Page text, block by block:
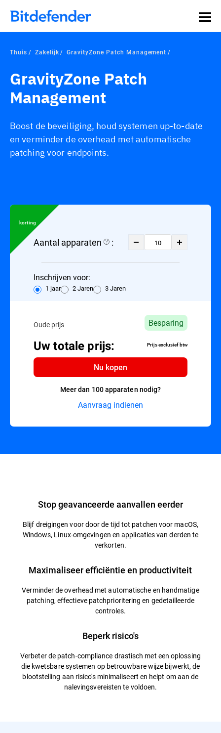
Thuis Zakelijk GravityZone Patch Management
GravityZone Patch
Management
Boost de beveiliging, houd systemen up-to-date
en verminder de overhead met automatische
patching voor endpoints.
korting
Aantal apparaten :
Inschrijven voor:
1 jaar 2 Jaren 3 Jaren
Oude prijs Besparing
Uw totale prijs: Prijs exclusief btw
Nu kopen
Meer dan 100 apparaten nodig?
Aanvraag indienen
Stop geavanceerde aanvallen eerder
Blijf dreigingen voor door de tijd tot patchen voor macOS,
Windows, Linux-omgevingen en applicaties van derden te
verkorten.
Maximaliseer efficiëntie en productiviteit
Verminder de overhead met automatische en handmatige
patching, effectieve patchprioritering en gedetailleerde
controles.
Beperk risico's
Verbeter de patch-compliance drastisch met een oplossing
die kwetsbare systemen op betrouwbare wijze bijwerkt, de
blootstelling aan risico's minimaliseert en helpt om aan de
nalevingsvereisten te voldoen.